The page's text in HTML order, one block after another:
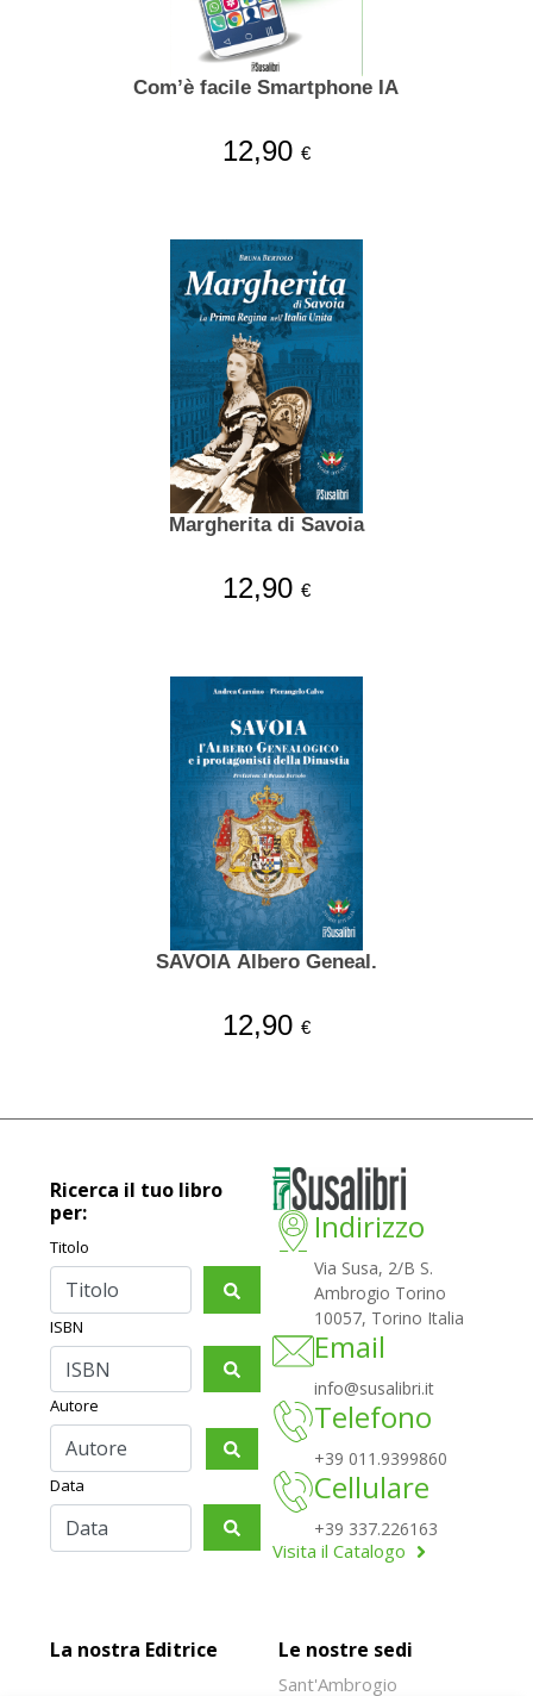
Com’è facile Smartphone IA
12,90 €
Margherita di Savoia
12,90 €
SAVOIA Albero Geneal.
12,90 €
Ricerca il tuo libro
per:
Titolo
ISBN
Autore
Data
Indirizzo
Via Susa, 2/B S.
Ambrogio Torino
10057, Torino Italia
Email
info@susalibri.it
Telefono
+39 011.9399860
Cellulare
+39 337.226163
Visita il Catalogo
La nostra Editrice Le nostre sedi
Sant'Ambrogio